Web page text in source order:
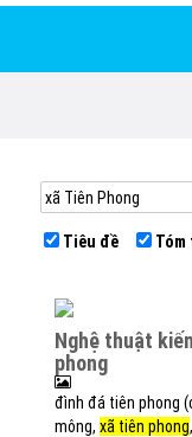
Tiêu đề Tóm
nghệ thuật kiến trúc đặc sắc của đình đá tiên
phong
đình đá tiên phong
mông, xã tiên phong